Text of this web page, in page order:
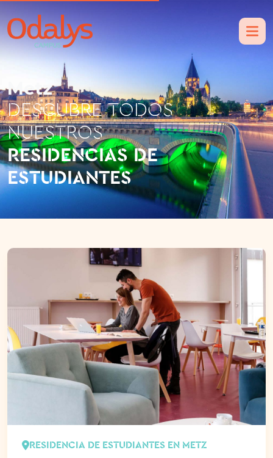
Metz
DESCUBRE TODOS
NUESTROS
RESIDENCIAS DE
ESTUDIANTES
RESIDENCIA DE ESTUDIANTES EN METZ